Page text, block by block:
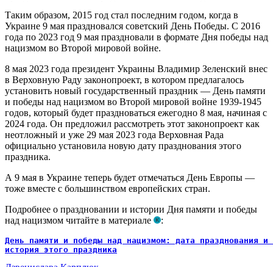
Таким образом, 2015 год стал последним годом, когда в
Украине 9 мая праздновался советский День Победы. С 2016
года по 2023 год 9 мая праздновали в формате Дня победы над
нацизмом во Второй мировой войне.
8 мая 2023 года президент Украины Владимир Зеленский внес
в Верховную Раду законопроект, в котором предлагалось
установить новый государственный праздник — День памяти
и победы над нацизмом во Второй мировой войне 1939-1945
годов, который будет праздноваться ежегодно 8 мая, начиная с
2024 года. Он предложил рассмотреть этот законопроект как
неотложный и уже 29 мая 2023 года Верховная Рада
официально установила новую дату празднования этого
праздника.
А 9 мая в Украине теперь будет отмечаться День Европы —
тоже вместе с большинством европейских стран.
Подробнее о праздновании и истории Дня памяти и победы
над нацизмом читайте в материале
:
День памяти и победы над нацизмом: дата празднования и
история этого праздника